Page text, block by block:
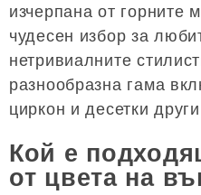
изчерпана от горните
чудесен избор за
нетривиалните
разнообразна гама
циркон и десетки
Кой е
от цвета на